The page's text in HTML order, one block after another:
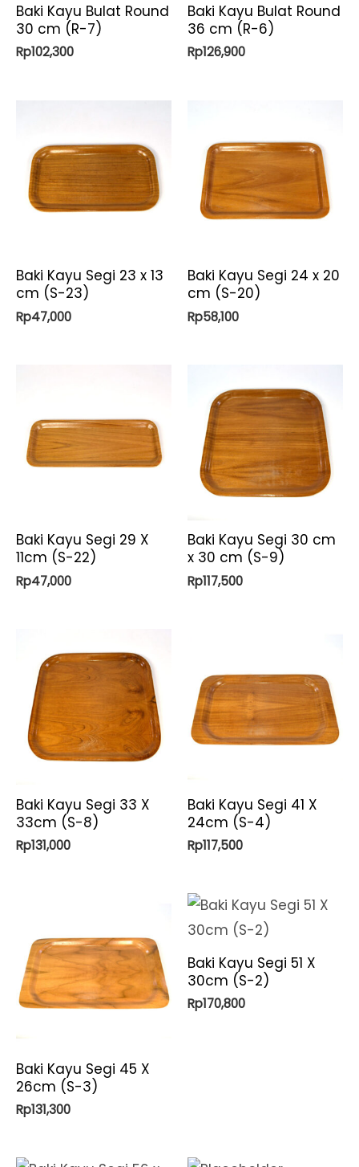
Baki Kayu Bulat Round
30 cm (R-7)
Rp102,300
Baki Kayu Bulat Round
36 cm (R-6)
Rp126,900
Baki Kayu Segi 23 x 13
cm (S-23)
Rp47,000
Baki Kayu Segi 24 x 20
cm (S-20)
Rp58,100
Baki Kayu Segi 29 X
11cm (S-22)
Rp47,000
Baki Kayu Segi 30 cm
x 30 cm (S-9)
Rp117,500
Baki Kayu Segi 33 X
33cm (S-8)
Rp131,000
Baki Kayu Segi 41 X
24cm (S-4)
Rp117,500
Baki Kayu Segi 45 X
26cm (S-3)
Rp131,300
Baki Kayu Segi 51 X
30cm (S-2)
Rp170,800